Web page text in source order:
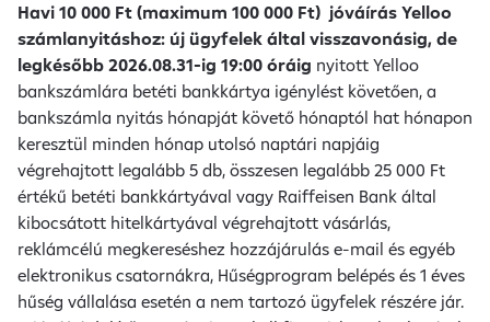
Havi 10 000 Ft (maximum 100 000 Ft) jóváírás Yelloo
számlanyitáshoz: új ügyfelek által visszavonásig, de
legkésőbb 2026.08.31-ig 19:00 óráig nyitott Yelloo
bankszámlára betéti bankkártya igénylést követően, a
bankszámla nyitás hónapját követő hónaptól hat hónapon
keresztül minden hónap utolsó naptári napjáig
végrehajtott legalább 5 db, összesen legalább 25 000 Ft
értékű betéti bankkártyával vagy Raiffeisen Bank által
kibocsátott hitelkártyával végrehajtott vásárlás,
reklámcélú megkereséshez hozzájárulás e-mail és egyéb
elektronikus csatornákra, Hűségprogram belépés és 1 éves
hűség vállalása esetén a nem tartozó ügyfelek részére jár.